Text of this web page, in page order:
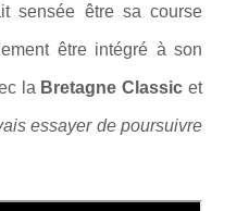
sensée être sa course
être intégré à son
la Bretagne Classic et
essayer de poursuivre